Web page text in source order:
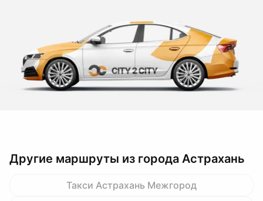
Другие маршруты из города Астрахань
Такси Астрахань Межгород